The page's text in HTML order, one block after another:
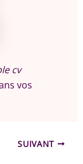
cv
vos
SUIVANT